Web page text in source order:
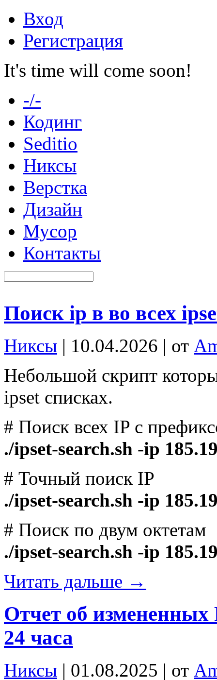
Вход
Регистрация
It's time will come soon!
-/-
Кодинг
Seditio
Никсы
Верстка
Дизайн
Мусор
Контакты
Поиск ip в во всех
Никсы | 10.04.2026 | от
Небольшой скрипт
ipset списках.
# Поиск всех IP с
./ipset-search.sh -ip
# Точный поиск IP
./ipset-search.sh -ip
# Поиск по двум октетам
./ipset-search.sh -ip
Читать дальше →
Отчет об измененных
24 часа
Никсы | 01.08.2025 | от